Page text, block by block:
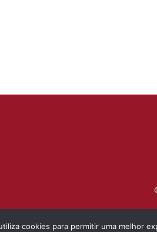
cookies para permitir uma melhor